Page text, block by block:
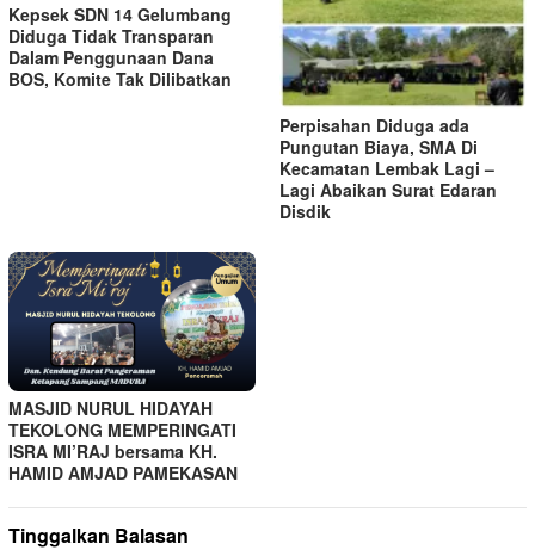
Kepsek SDN 14 Gelumbang
Diduga Tidak Transparan
Dalam Penggunaan Dana
BOS, Komite Tak Dilibatkan
Perpisahan Diduga ada
Pungutan Biaya, SMA Di
Kecamatan Lembak Lagi –
Lagi Abaikan Surat Edaran
Disdik
MASJID NURUL HIDAYAH
TEKOLONG MEMPERINGATI
ISRA MI’RAJ bersama KH.
HAMID AMJAD PAMEKASAN
Tinggalkan Balasan